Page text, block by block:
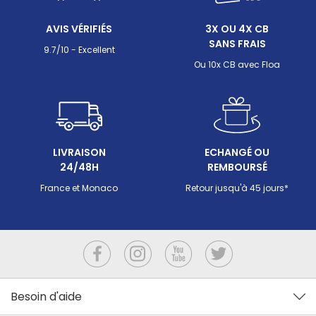
possible. Mais l'opération exige une réflexion
dimensionnement adapté et surtout une intégration
hydraulique dès la conception du bassin.
AVIS VÉRIFIÉS
9.7/10 - Excellent
3X OU 4X CB
SANS FRAIS
Ou 10x CB avec Floa
LIVRAISON
24/48H
France et Monaco
ECHANGÉ OU
REMBOURSÉ
Retour jusqu'à 45 jours*
Besoin d'aide